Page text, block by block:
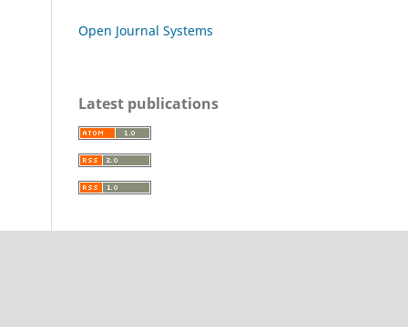
Open Journal Systems
Latest publications